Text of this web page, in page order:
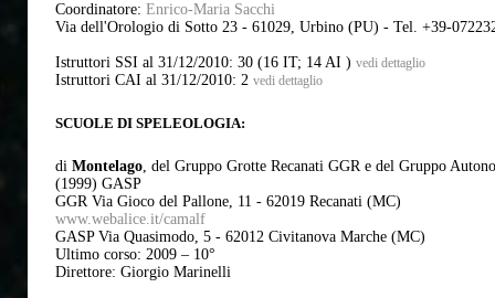
Coordinatore: Enrico-Maria Sacchi
Via dell'Orologio di Sotto 23 - 61029, Urbino (PU) - Tel. +39-
Istruttori SSI al 31/12/2010: 30 (16 IT; 14 AI ) vedi dettaglio
Istruttori CAI al 31/12/2010: 2 vedi dettaglio
SCUOLE DI SPELEOLOGIA:
di Montelago, del Gruppo Grotte Recanati GGR e del Gruppo
(1999) GASP
GGR Via Gioco del Pallone, 11 - 62019 Recanati (MC)
www.webalice.it/camalf
GASP Via Quasimodo, 5 - 62012 Civitanova Marche (MC)
Ultimo corso: 2009 – 10°
Direttore: Giorgio Marinelli